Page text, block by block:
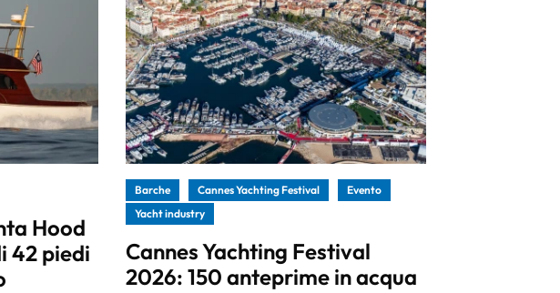
Hood
42 piedi
Barche Cannes Yachting Festival
Evento
Yacht industry
Cannes Yachting Festival
2026: 150 anteprime in acqua